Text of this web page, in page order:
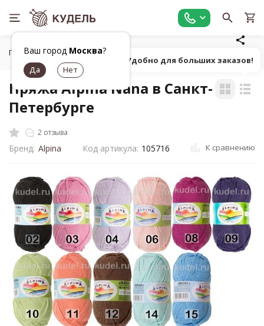
Ваш город Москва?
Главная Все для вязания
Пряжа Alpina Nana в Санкт-
Петербурге
2 отзыва
Бренд: Alpina Код артикула: 105716 К сравнению
Попробуй! Удобно для больших заказов!